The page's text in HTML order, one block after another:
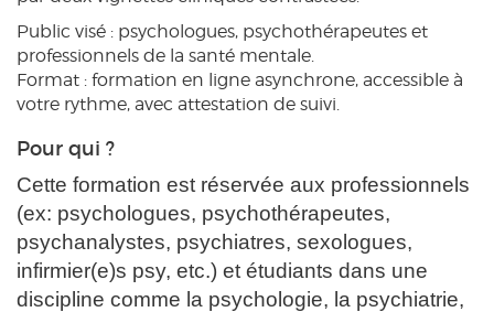
Public visé : psychologues, psychothérapeutes et
professionnels de la santé mentale.
Format : formation en ligne asynchrone, accessible à
votre rythme, avec attestation de suivi.
Pour qui ?
Cette formation est réservée aux professionnels
(ex: psychologues, psychothérapeutes,
psychanalystes, psychiatres, sexologues,
infirmier(e)s psy, etc.) et étudiants dans une
discipline comme la psychologie, la psychiatrie,